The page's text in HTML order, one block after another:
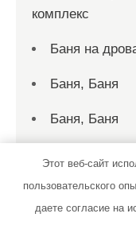
комплекс
Баня на
Баня, Баня
Баня, Баня
Бах-авто
Этот веб-сайт
пользовательского
даете согласие на